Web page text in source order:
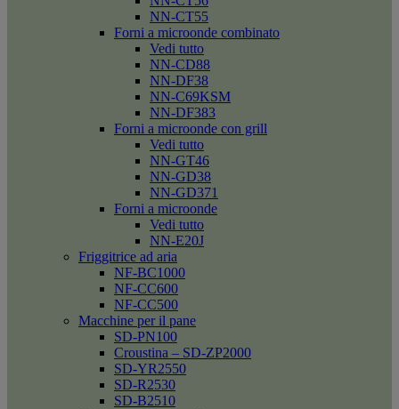
NN-CT55
Forni a microonde combinato
Vedi tutto
NN-CD88
NN-DF38
NN-C69KSM
NN-DF383
Forni a microonde con grill
Vedi tutto
NN-GT46
NN-GD38
NN-GD371
Forni a microonde
Vedi tutto
NN-E20J
Friggitrice ad aria
NF-BC1000
NF-CC600
NF-CC500
Macchine per il pane
SD-PN100
Croustina – SD-ZP2000
SD-YR2550
SD-R2530
SD-B2510